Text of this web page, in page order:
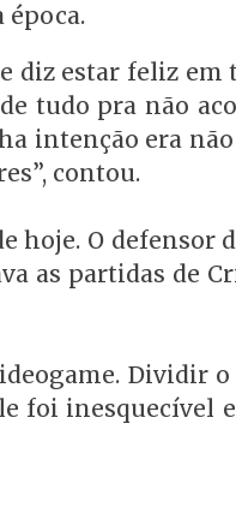
época.
diz estar feliz em
tudo pra não
intenção era
contou.
hoje. O defensor
as partidas de
Dividir o
foi inesquecível